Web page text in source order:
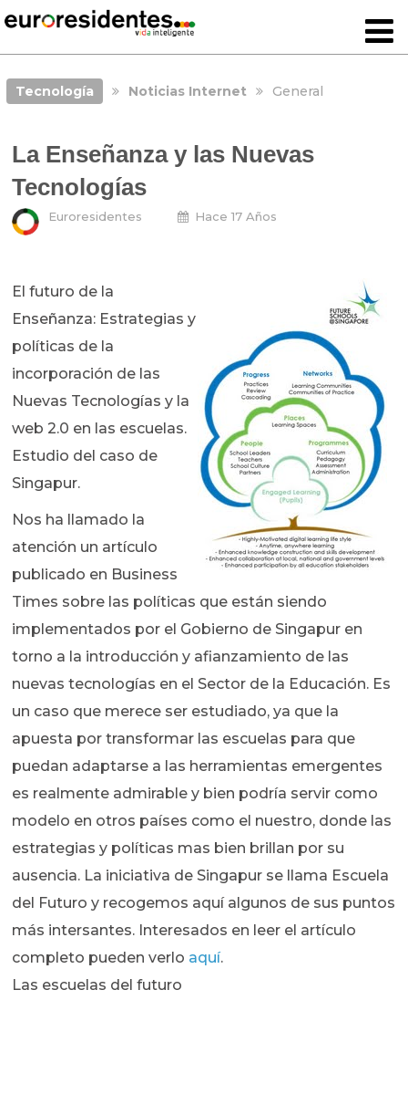
Tecnología Noticias Internet General
La Enseñanza y las Nuevas
Tecnologías
Euroresidentes Hace 17 Años
El futuro de la
Enseñanza: Estrategias y
políticas de la
incorporación de las
Nuevas Tecnologías y la
web 2.0 en las escuelas.
Estudio del caso de
Singapur.
Nos ha llamado la
atención un artículo
publicado en Business
Times sobre las políticas que están siendo
implementados por el Gobierno de Singapur en
torno a la introducción y afianzamiento de las
nuevas tecnologías en el Sector de la Educación. Es
un caso que merece ser estudiado, ya que la
apuesta por transformar las escuelas para que
puedan adaptarse a las herramientas emergentes
es realmente admirable y bien podría servir como
modelo en otros países como el nuestro, donde las
estrategias y políticas mas bien brillan por su
ausencia. La iniciativa de Singapur se llama Escuela
del Futuro y recogemos aquí algunos de sus puntos
más intersantes. Interesados en leer el artículo
completo pueden verlo aquí.
Las escuelas del futuro